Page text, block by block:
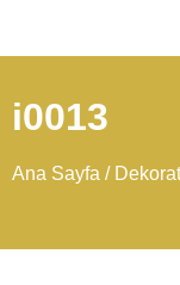
i0013
Ana Sayfa /